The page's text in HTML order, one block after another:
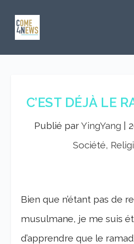
C’EST DÉJÀ LE
Publié parYingYang
Société,
Bien que n’étant pas de
musulmane, je me suis
d’apprendre que le